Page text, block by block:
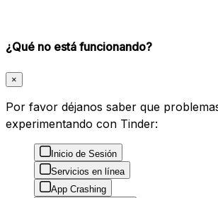
¿Qué no está funcionando?
×
Por favor déjanos saber que
experimentando con Tinder:
Inicio de Sesión
Servicios en línea
App Crashing